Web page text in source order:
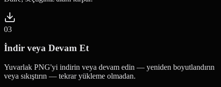
03
İndir veya Devam Et
Yuvarlak PNG'yi indirin veya devam edin — yeniden boyutlandırın
veya sıkıştırın — tekrar yükleme olmadan.